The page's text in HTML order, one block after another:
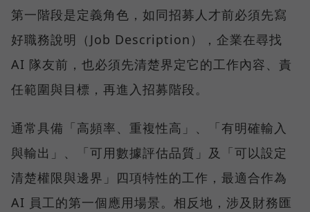
第一階段是定義角色，如同招募人才前必須先寫
好職務說明（Job Description），企業在尋找
AI 隊友前，也必須先清楚界定它的工作內容、責
任範圍與目標，再進入招募階段。
通常具備「高頻率、重複性高」、「有明確輸入
與輸出」、「可用數據評估品質」及「可以設定
清楚權限與邊界」四項特性的工作，最適合作為
AI 員工的第一個應用場景。相反地，涉及財務匯